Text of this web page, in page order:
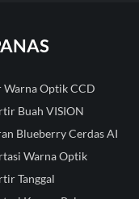
Optik CCD
Buah VISION
Blueberry Cerdas AI
Warna Optik
Tanggal